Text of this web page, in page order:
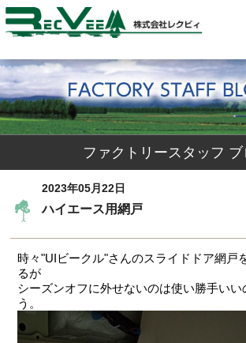
ファクトリースタッフ ブ
2023年05月22日
ハイエース用網戸
時々"UIビークル"さんのスライドドア網戸
るが
シーズンオフに外せないのは使い勝手いい
う。